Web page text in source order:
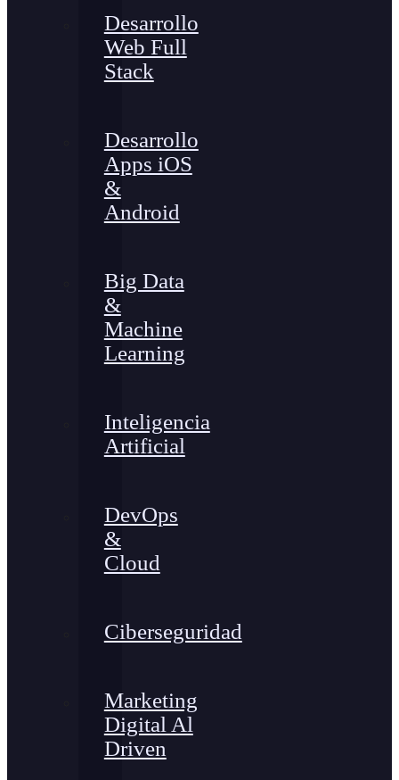
Desarrollo
Web Full
Stack
Desarrollo
Apps iOS
&
Android
Big Data
&
Machine
Learning
Inteligencia
Artificial
DevOps
&
Cloud
Ciberseguridad
Marketing
Digital Al
Driven